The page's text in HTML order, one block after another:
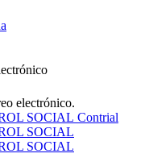
electrónico.
Contrial